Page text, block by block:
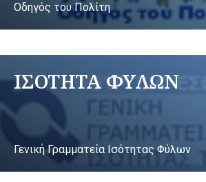
Οδηγός του Πολίτη
ΙΣΟΤΗΤΑ ΦΥΛΩΝ
Γενική Γραμματεία Ισότητας Φύλων